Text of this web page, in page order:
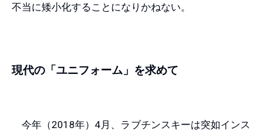
不当に矮小化することになりかねない。
現代の「ユニフォーム」を求めて
今年（2018年）4月、ラブチンスキーは突如インス